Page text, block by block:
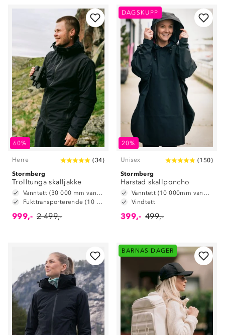
60%
Herre (34)
Stormberg
Trolltunga skalljakke
Vanntett (30 000 mm vannsøyle)
Fukttransporterende (10 000 g/m2/24t)
999,- 2 499,-
DAGSKUPP
20%
Unisex (150)
Stormberg
Harstad skallponcho
Vanntett (10 000mm vannsøyle)
Vindtett
399,- 499,-
BARNAS DAGER